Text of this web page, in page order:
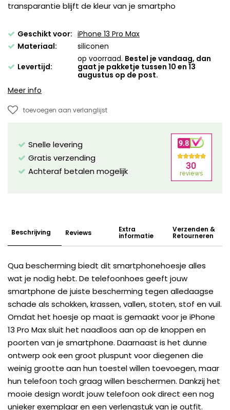
transparantie blijft de kleur van je smartpho
Geschikt voor: iPhone 13 Pro Max
Materiaal:
siliconen
Levertijd:
op voorraad. Bestel je vandaag, dan
gaat je pakketje tussen 10 en 13
augustus op de post.
Meer info
toevoegen aan verlanglijst
Snelle levering
Gratis verzending
Achteraf betalen mogelijk
Beschrijving Reviews Extra
informatie
Verzenden &
Retourneren
Qua bescherming biedt dit smartphonehoesje alles
wat je nodig hebt. De telefoonhoes geeft jouw
smartphone de juiste bescherming tegen alledaagse
schade als schokken, krassen, vallen, stoten, stof en vuil.
Omdat het hoesje op maat is gemaakt voor je iPhone
13 Pro Max sluit het naadloos aan op de knoppen en
poorten van je smartphone. Daarnaast is het dunne
ontwerp ook een groot pluspunt voor diegenen die
weinig grootte aan hun toestel willen toevoegen, maar
hun telefoon toch graag willen beschermen. Dankzij het
mooie design wordt jouw telefoon ook direct een nog
unieker exemplaar en een verlengstuk van je outfit.